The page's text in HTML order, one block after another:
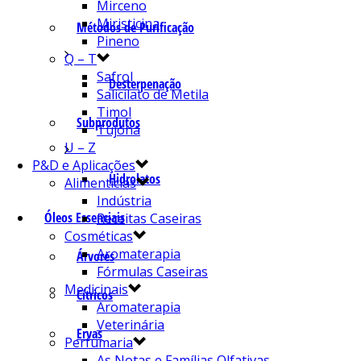
Métodos de Purificação
Desterpenação
Subprodutos
Hidrolatos
Óleos Essenciais
Árvores
Cítricos
Ervas
Mirceno
Miristicina
Pineno
Q – T
Safrol
Salicilato de Metila
Timol
Tujona
U – Z
P&D e Aplicações
Alimentícias
Indústria
Receitas Caseiras
Cosméticas
Aromaterapia
Fórmulas Caseiras
Medicinais
Aromaterapia
Veterinária
Perfumaria